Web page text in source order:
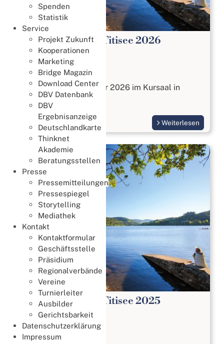
Spenden
Statistik
Service
Projekt Zukunft
Kooperationen
Marketing
Bridge Magazin
Download Center
DBV Datenbank
DBV
Ergebnisanzeige
Deutschlandkarte
Thinknet
Akademie
Beratungsstellen
Presse
Pressemitteilungen
Pressespiegel
Storytelling
Mediathek
Kontakt
Kontaktformular
Geschäftsstelle
Präsidium
Regionalverbände
Vereine
Turnierleiter
Ausbilder
Gerichtsbarkeit
Datenschutzerklärung
Impressum
DBV Bridge Tage Titisee 2026
19. Okt. 2025
Bridge Tage
Vom 23. bis 25. Oktober 2026 im Kursaal in
Titisee-Neustadt
Weiterlesen
DBV Bridge Tage Titisee 2025
19. Okt. 2025